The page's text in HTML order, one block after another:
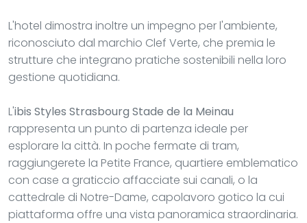
L'hotel dimostra inoltre un impegno per l'ambiente,
riconosciuto dal marchio Clef Verte, che premia le
strutture che integrano pratiche sostenibili nella loro
gestione quotidiana.
L'ibis Styles Strasbourg Stade de la Meinau
rappresenta un punto di partenza ideale per
esplorare la città. In poche fermate di tram,
raggiungerete la Petite France, quartiere emblematico
con case a graticcio affacciate sui canali, o la
cattedrale di Notre-Dame, capolavoro gotico la cui
piattaforma offre una vista panoramica straordinaria.